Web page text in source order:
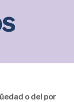
o del por